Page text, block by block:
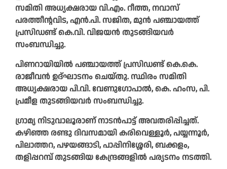
സമിതി അധ്യക്ഷരായ വി.എം. റീത്ത, നവാസ്
പരത്തീന്റവിട, എൻ.പി. സജിത, മുൻ പഞ്ചായത്ത്
പ്രസിഡണ്ട് കെ.വി. വിജയൻ തുടങ്ങിയവർ
സംബന്ധിച്ചു.
പിണറായിയിൽ പഞ്ചായത്ത് പ്രസിഡണ്ട് കെ.കെ.
രാജീവൻ ഉദ്ഘാടനം ചെയ്തു. സ്ഥിരം സമിതി
അധ്യക്ഷരായ പി.വി. വേണുഗോപാൽ, കെ. ഹംസ, പി.
പ്രമീള തുടങ്ങിയവർ സംബന്ധിച്ചു.
ഗ്രാമ്യ നിടുവാലൂരാണ് നാടൻപാട്ട് അവതരിപ്പിച്ചത്.
കഴിഞ്ഞ രണ്ടു ദിവസമായി കരിവെള്ളൂർ, പയ്യന്നൂർ,
പിലാത്തറ, പഴയങ്ങാടി, പാപ്പിനിശ്ശേരി, ബക്കളം,
തളിപ്പറമ്പ് തുടങ്ങിയ കേന്ദ്രങ്ങളിൽ പര്യടനം നടത്തി.